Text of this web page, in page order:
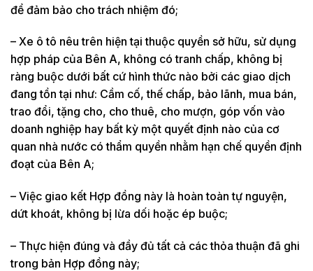
để đảm bảo cho trách nhiệm đó;
– Xe ô tô nêu trên hiện tại thuộc quyền sở hữu, sử dụng
hợp pháp của Bên A, không có tranh chấp, không bị
ràng buộc d­ưới bất cứ hình thức nào bởi các giao dịch
đang tồn tại như: Cầm cố, thế chấp, bảo lãnh, mua bán,
trao đổi, tặng cho, cho thuê, cho mượn, góp vốn vào
doanh nghiệp hay bất kỳ một quyết định nào của cơ
quan nhà n­ước có thẩm quyền nhằm hạn chế quyền định
đoạt của Bên A;
– Việc giao kết Hợp đồng này là hoàn toàn tự nguyện,
dứt khoát, không bị lừa dối hoặc ép buộc;
– Thực hiện đúng và đầy đủ tất cả các thỏa thuận đã ghi
trong bản Hợp đồng này;